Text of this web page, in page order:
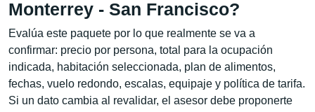
Monterrey - San Francisco?
Evalúa este paquete por lo que realmente se va a
confirmar: precio por persona, total para la ocupación
indicada, habitación seleccionada, plan de alimentos,
fechas, vuelo redondo, escalas, equipaje y política de tarifa.
Si un dato cambia al revalidar, el asesor debe proponerte